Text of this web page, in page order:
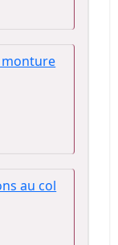
monture
au col